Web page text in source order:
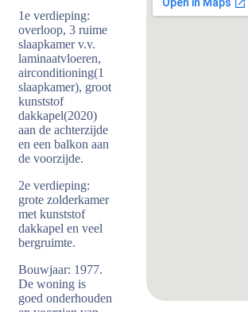
1e verdieping:
overloop, 3 ruime
slaapkamer v.v.
laminaatvloeren,
airconditioning(1
slaapkamer), groot
kunststof
dakkapel(2020)
aan de achterzijde
en een balkon aan
de voorzijde.
2e verdieping:
grote zolderkamer
met kunststof
dakkapel en veel
bergruimte.
Bouwjaar: 1977.
De woning is
goed onderhouden